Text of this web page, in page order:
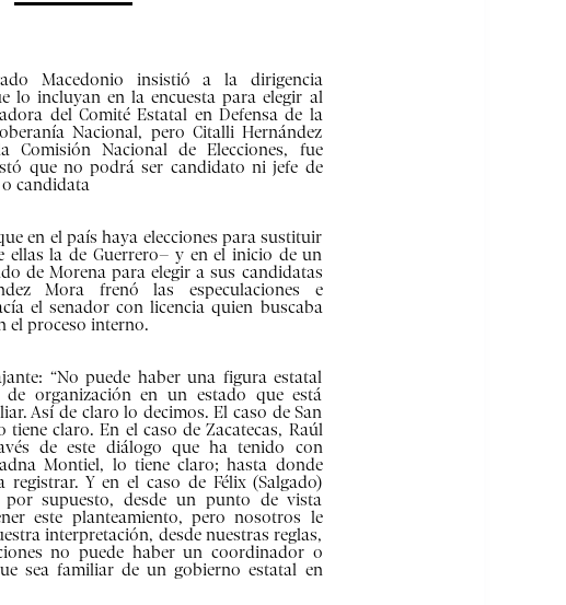
Macedonio insistió a la dirigencia
lo incluyan en la encuesta para elegir al
del Comité Estatal en Defensa de la
Nacional, pero Citalli Hernández
Comisión Nacional de Elecciones, fue
que no podrá ser candidato ni jefe de
candidata
en el país haya elecciones para sustituir
ellas la de Guerrero– y en el inicio de un
de Morena para elegir a sus candidatas
Mora frenó las especulaciones e
el senador con licencia quien buscaba
el proceso interno.
“No puede haber una figura estatal
organización en un estado que está
Así de claro lo decimos. El caso de San
tiene claro. En el caso de Zacatecas, Raúl
de este diálogo que ha tenido con
Montiel, lo tiene claro; hasta donde
registrar. Y en el caso de Félix (Salgado)
supuesto, desde un punto de vista
este planteamiento, pero nosotros le
interpretación, desde nuestras reglas,
no puede haber un coordinador o
sea familiar de un gobierno estatal en